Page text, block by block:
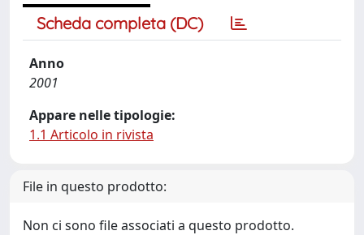
Scheda completa (DC)
Anno
2001
Appare nelle tipologie:
1.1 Articolo in rivista
File in questo prodotto:
Non ci sono file associati a questo prodotto.